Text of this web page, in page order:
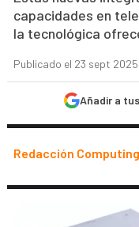
capacidades en
la tecnológica
Publicado el 23 sept 2025
Añadir a
Redacción Computing